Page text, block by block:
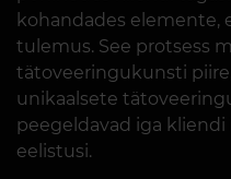
kohandades elemente,
tulemus. See protsess
tätoveeringukunsti
unikaalsete
peegeldavad iga
eelistusi.